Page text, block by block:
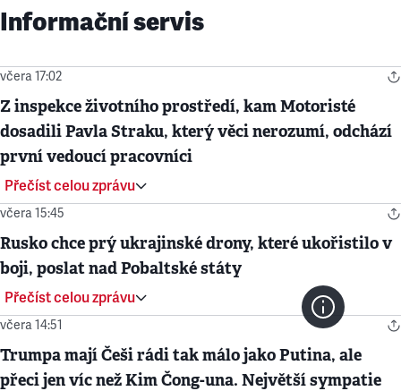
Informační servis
včera 17:02
Z inspekce životního prostředí, kam Motoristé
dosadili Pavla Straku, který věci nerozumí, odchází
první vedoucí pracovníci
Přečíst celou zprávu
včera 15:45
Rusko chce prý ukrajinské drony, které ukořistilo v
boji, poslat nad Pobaltské státy
Přečíst celou zprávu
včera 14:51
Trumpa mají Češi rádi tak málo jako Putina, ale
přeci jen víc než Kim Čong-una. Největší sympatie